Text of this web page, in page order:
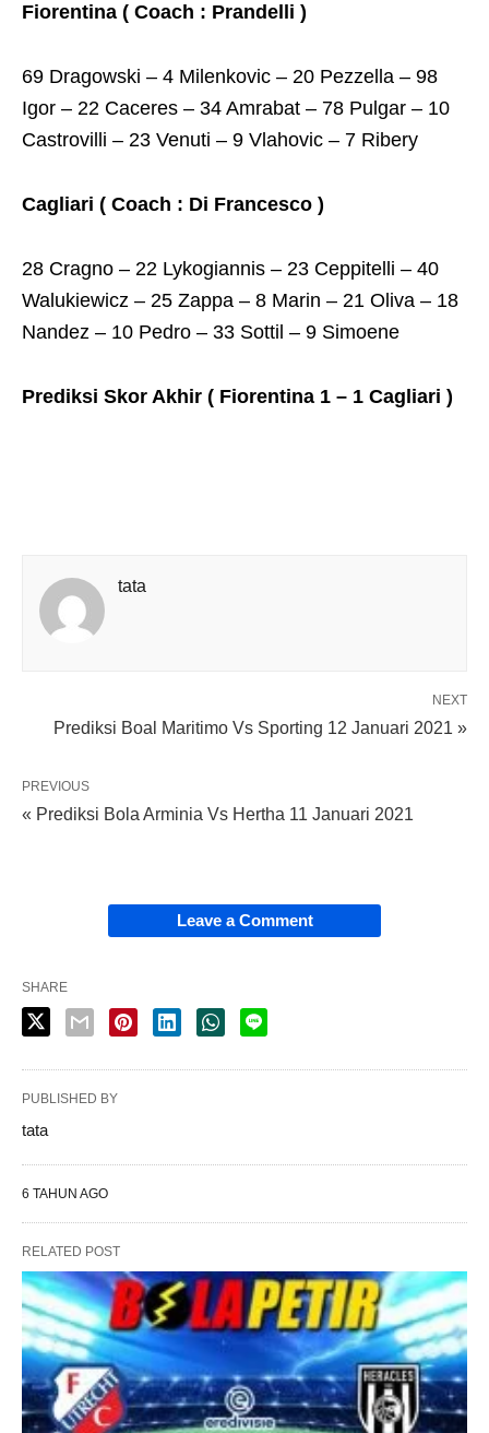
Fiorentina ( Coach : Prandelli )
69 Dragowski – 4 Milenkovic – 20 Pezzella – 98
Igor – 22 Caceres – 34 Amrabat – 78 Pulgar – 10
Castrovilli – 23 Venuti – 9 Vlahovic – 7 Ribery
Cagliari ( Coach : Di Francesco )
28 Cragno – 22 Lykogiannis – 23 Ceppitelli – 40
Walukiewicz – 25 Zappa – 8 Marin – 21 Oliva – 18
Nandez – 10 Pedro – 33 Sottil – 9 Simoene
Prediksi Skor Akhir ( Fiorentina 1 – 1 Cagliari )
tata
NEXT
Prediksi Boal Maritimo Vs Sporting 12 Januari 2021 »
PREVIOUS
« Prediksi Bola Arminia Vs Hertha 11 Januari 2021
Leave a Comment
SHARE
PUBLISHED BY
tata
6 TAHUN AGO
RELATED POST